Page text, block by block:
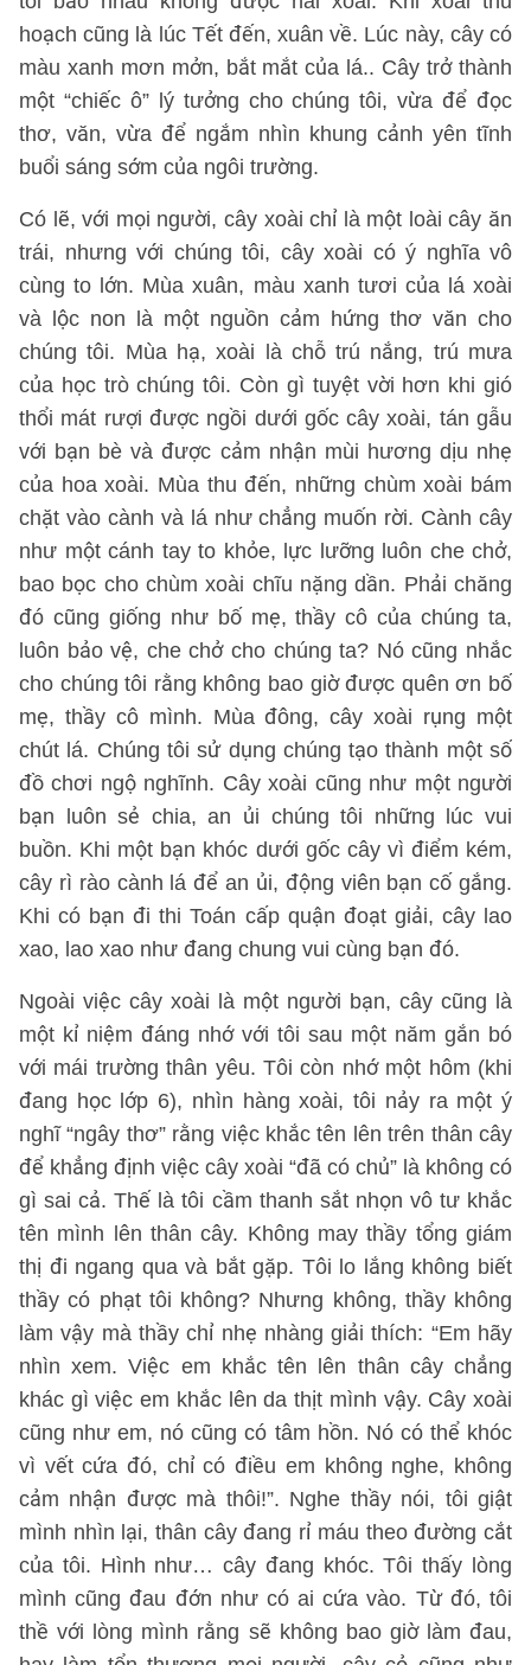
hoạch cũng là lúc Tết đến, xuân về. Lúc này, cây có
màu xanh mơn mởn, bắt mắt của lá.. Cây trở thành
một “chiếc ô” lý tưởng cho chúng tôi, vừa để đọc
thơ, văn, vừa để ngắm nhìn khung cảnh yên tĩnh
buổi sáng sớm của ngôi trường.
Có lẽ, với mọi người, cây xoài chỉ là một loài cây ăn
trái, nhưng với chúng tôi, cây xoài có ý nghĩa vô
cùng to lớn. Mùa xuân, màu xanh tươi của lá xoài
và lộc non là một nguồn cảm hứng thơ văn cho
chúng tôi. Mùa hạ, xoài là chỗ trú nắng, trú mưa
của học trò chúng tôi. Còn gì tuyệt vời hơn khi gió
thổi mát rượi được ngồi dưới gốc cây xoài, tán gẫu
với bạn bè và được cảm nhận mùi hương dịu nhẹ
của hoa xoài. Mùa thu đến, những chùm xoài bám
chặt vào cành và lá như chẳng muốn rời. Cành cây
như một cánh tay to khỏe, lực lưỡng luôn che chở,
bao bọc cho chùm xoài chĩu nặng dần. Phải chăng
đó cũng giống như bố mẹ, thầy cô của chúng ta,
luôn bảo vệ, che chở cho chúng ta? Nó cũng nhắc
cho chúng tôi rằng không bao giờ được quên ơn bố
mẹ, thầy cô mình. Mùa đông, cây xoài rụng một
chút lá. Chúng tôi sử dụng chúng tạo thành một số
đồ chơi ngộ nghĩnh. Cây xoài cũng như một người
bạn luôn sẻ chia, an ủi chúng tôi những lúc vui
buồn. Khi một bạn khóc dưới gốc cây vì điểm kém,
cây rì rào cành lá để an ủi, động viên bạn cố gắng.
Khi có bạn đi thi Toán cấp quận đoạt giải, cây lao
xao, lao xao như đang chung vui cùng bạn đó.
Ngoài việc cây xoài là một người bạn, cây cũng là
một kỉ niệm đáng nhớ với tôi sau một năm gắn bó
với mái trường thân yêu. Tôi còn nhớ một hôm (khi
đang học lớp 6), nhìn hàng xoài, tôi nảy ra một ý
nghĩ “ngây thơ” rằng việc khắc tên lên trên thân cây
để khẳng định việc cây xoài “đã có chủ” là không có
gì sai cả. Thế là tôi cầm thanh sắt nhọn vô tư khắc
tên mình lên thân cây. Không may thầy tổng giám
thị đi ngang qua và bắt gặp. Tôi lo lắng không biết
thầy có phạt tôi không? Nhưng không, thầy không
làm vậy mà thầy chỉ nhẹ nhàng giải thích: “Em hãy
nhìn xem. Việc em khắc tên lên thân cây chẳng
khác gì việc em khắc lên da thịt mình vậy. Cây xoài
cũng như em, nó cũng có tâm hồn. Nó có thể khóc
vì vết cứa đó, chỉ có điều em không nghe, không
cảm nhận được mà thôi!”. Nghe thầy nói, tôi giật
mình nhìn lại, thân cây đang rỉ máu theo đường cắt
của tôi. Hình như… cây đang khóc. Tôi thấy lòng
mình cũng đau đớn như có ai cứa vào. Từ đó, tôi
thề với lòng mình rằng sẽ không bao giờ làm đau,